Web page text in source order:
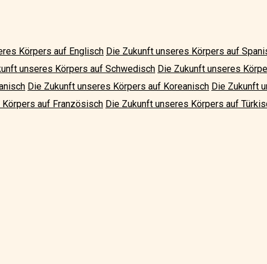
Körpers auf Englisch Die Zukunft unseres Körpers auf
unseres Körpers auf Schwedisch Die Zukunft unseres
Die Zukunft unseres Körpers auf Koreanisch Die Zukunft
auf Französisch Die Zukunft unseres Körpers auf